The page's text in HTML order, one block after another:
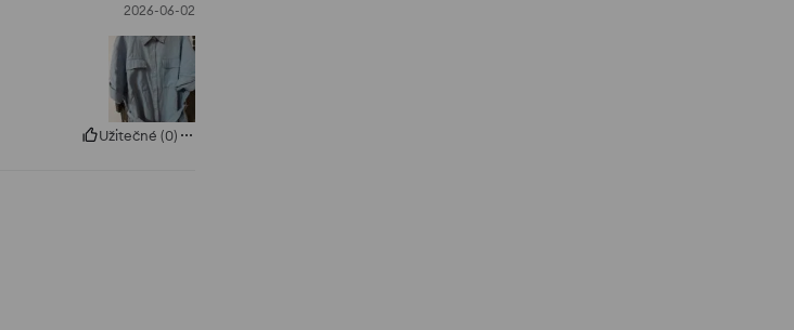
2026-06-02
Užitečné (0)